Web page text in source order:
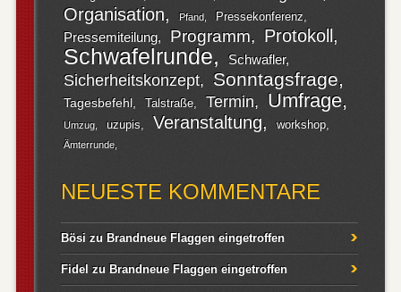
Organisation Pfand Pressekonferenz
Pressemiteilung Programm Protokoll
Schwafelrunde Schwafler
Sicherheitskonzept Sonntagsfrage
Tagesbefehl Talstraße Termin Umfrage
Umzug uzupis Veranstaltung workshop
Ämterrunde
NEUESTE KOMMENTARE
Bösi zu Brandneue Flaggen eingetroffen
Fidel zu Brandneue Flaggen eingetroffen